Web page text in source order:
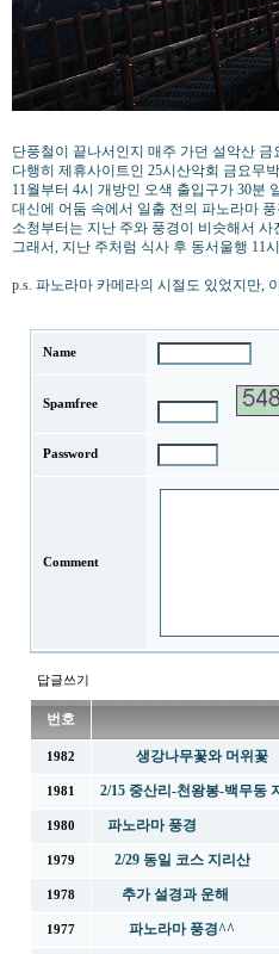
단풍철이 끝나서인지 매주 가던 설악산
다행히 제휴사이트인 25시산악회 금요무
11월부터 4시 개방인 오색 출입구가 30분
대신에 어둠 속에서 일출 전의 파노라마
소청부터는 지난 주와 풍경이 비슷해서
그래서, 지난 주처럼 식사 후 동서울행 11
p.s. 파노라마 카메라의 시절도 있었지만,
Name
Spamfree
Password
Comment
답글쓰기
번호
1982 생강나무꽃와 머위꽃
1981 2/15 중산리-천왕봉-백무동
1980 파노라마 풍경
1979 2/29 동일 코스 지리산
1978 추가 설경과 운해
1977 파노라마 풍경^^